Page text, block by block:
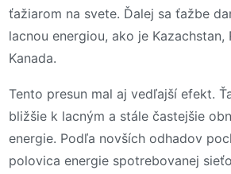
ťažiarom na svete. Ďalej sa ťažbe
lacnou energiou, ako je Kazachstan,
Kanada.
Tento presun mal aj vedľajší efekt.
bližšie k lacným a stále častejšie
energie. Podľa novších odhadov
polovica energie spotrebovanej